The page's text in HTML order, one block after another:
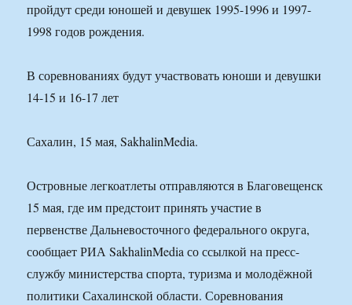
пройдут среди юношей и девушек 1995-1996 и 1997-
1998 годов рождения.
В соревнованиях будут участвовать юноши и девушки
14-15 и 16-17 лет
Сахалин, 15 мая, SakhalinMedia.
Островные легкоатлеты отправляются в Благовещенск
15 мая, где им предстоит принять участие в
первенстве Дальневосточного федерального округа,
сообщает РИА SakhalinMedia со ссылкой на пресс-
службу министерства спорта, туризма и молодёжной
политики Сахалинской области. Соревнования